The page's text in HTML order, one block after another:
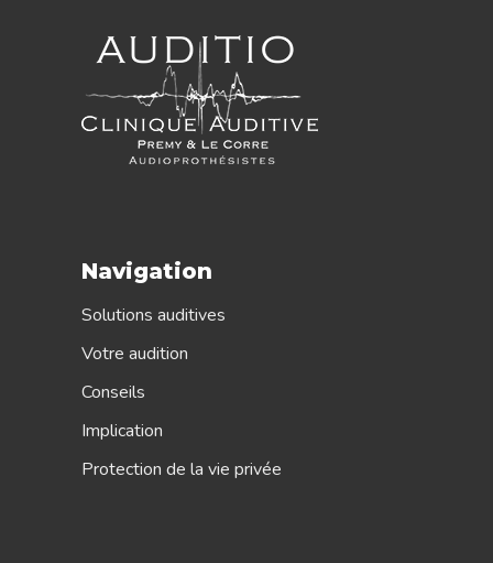
Navigation
Solutions auditives
Votre audition
Conseils
Implication
Protection de la vie privée